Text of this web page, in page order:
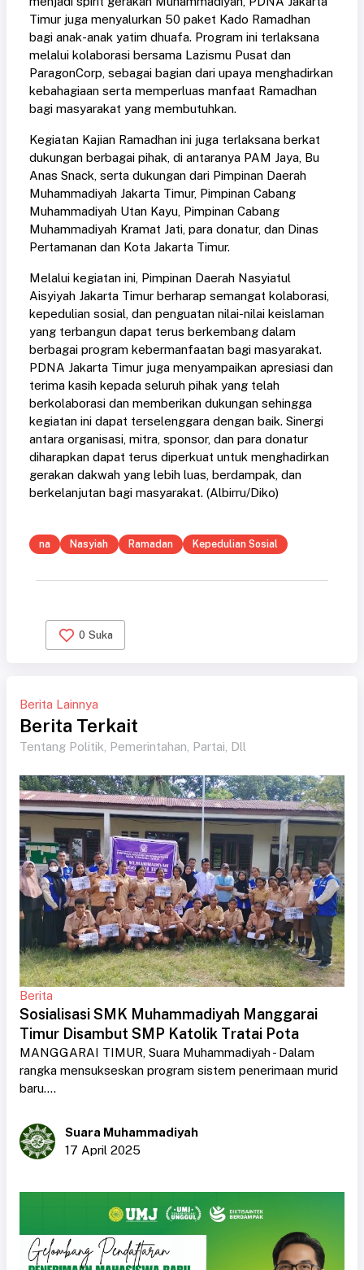
Timur juga menyalurkan 50 paket Kado Ramadhan
bagi anak-anak yatim dhuafa. Program ini terlaksana
melalui kolaborasi bersama Lazismu Pusat dan
ParagonCorp, sebagai bagian dari upaya menghadirkan
kebahagiaan serta memperluas manfaat Ramadhan
bagi masyarakat yang membutuhkan.
Kegiatan Kajian Ramadhan ini juga terlaksana berkat
dukungan berbagai pihak, di antaranya PAM Jaya, Bu
Anas Snack, serta dukungan dari Pimpinan Daerah
Muhammadiyah Jakarta Timur, Pimpinan Cabang
Muhammadiyah Utan Kayu, Pimpinan Cabang
Muhammadiyah Kramat Jati, para donatur, dan Dinas
Pertamanan dan Kota Jakarta Timur.
Melalui kegiatan ini, Pimpinan Daerah Nasyiatul
Aisyiyah Jakarta Timur berharap semangat kolaborasi,
kepedulian sosial, dan penguatan nilai-nilai keislaman
yang terbangun dapat terus berkembang dalam
berbagai program kebermanfaatan bagi masyarakat.
PDNA Jakarta Timur juga menyampaikan apresiasi dan
terima kasih kepada seluruh pihak yang telah
berkolaborasi dan memberikan dukungan sehingga
kegiatan ini dapat terselenggara dengan baik. Sinergi
antara organisasi, mitra, sponsor, dan para donatur
diharapkan dapat terus diperkuat untuk menghadirkan
gerakan dakwah yang lebih luas, berdampak, dan
berkelanjutan bagi masyarakat. (Albirru/Diko)
na Nasyiah Ramadan Kepedulian Sosial
0 Suka
Berita Lainnya
Berita Terkait
Tentang Politik, Pemerintahan, Partai, Dll
Berita
Sosialisasi SMK Muhammadiyah Manggarai
Timur Disambut SMP Katolik Tratai Pota
MANGGARAI TIMUR, Suara Muhammadiyah - Dalam
rangka mensukseskan program sistem penerimaan murid
baru....
Suara Muhammadiyah
17 April 2025